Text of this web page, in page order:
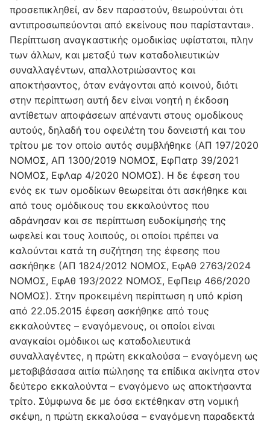
προσεπικληθεί, αν δεν παραστούν, θεωρούνται ότι
αντιπροσωπεύονται από εκείνους που παρίστανται».
Περίπτωση αναγκαστικής ομοδικίας υφίσταται, πλην
των άλλων, και μεταξύ των καταδολιευτικών
συναλλαγέντων, απαλλοτριώσαντος και
αποκτήσαντος, όταν ενάγονται από κοινού, διότι
στην περίπτωση αυτή δεν είναι νοητή η έκδοση
αντίθετων αποφάσεων απέναντι στους ομοδίκους
αυτούς, δηλαδή του οφειλέτη του δανειστή και του
τρίτου με τον οποίο αυτός συμβλήθηκε (ΑΠ 197/2020
ΝΟΜΟΣ, ΑΠ 1300/2019 ΝΟΜΟΣ, ΕφΠατρ 39/2021
ΝΟΜΟΣ, ΕφΛαρ 4/2020 ΝΟΜΟΣ). Η δε έφεση του
ενός εκ των ομοδίκων θεωρείται ότι ασκήθηκε και
από τους ομόδικους του εκκαλούντος που
αδράνησαν και σε περίπτωση ευδοκίμησής της
ωφελεί και τους λοιπούς, οι οποίοι πρέπει να
καλούνται κατά τη συζήτηση της έφεσης που
ασκήθηκε (ΑΠ 1824/2012 ΝΟΜΟΣ, ΕφΑθ 2763/2024
ΝΟΜΟΣ, ΕφΑθ 193/2022 ΝΟΜΟΣ, ΕφΠειρ 466/2020
ΝΟΜΟΣ). Στην προκειμένη περίπτωση η υπό κρίση
από 22.05.2015 έφεση ασκήθηκε από τους
εκκαλούντες – εναγόμενους, οι οποίοι είναι
αναγκαίοι ομόδικοι ως καταδολιευτικά
συναλλαγέντες, η πρώτη εκκαλούσα – εναγόμενη ως
μεταβιβάσασα αιτία πώλησης τα επίδικα ακίνητα στον
δεύτερο εκκαλούντα – εναγόμενο ως αποκτήσαντα
τρίτο. Σύμφωνα δε με όσα εκτέθηκαν στη νομική
σκέψη, η πρώτη εκκαλούσα – εναγόμενη παραδεκτά